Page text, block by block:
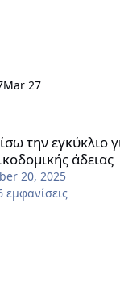
Mar 27
εγκύκλιο για
την εγκύκλιο
άδειας
20, 2025
εμφανίσεις